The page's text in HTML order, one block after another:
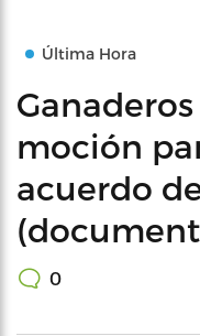
Última Hora
moción
acuerdo
0